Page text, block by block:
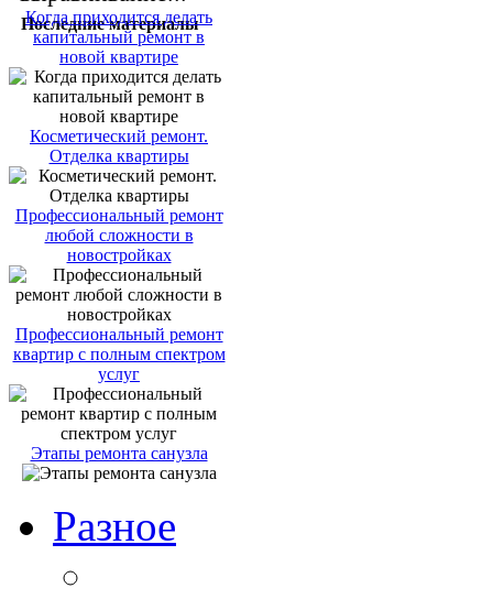
Последние материалы
Когда приходится делать
капитальный ремонт в
новой квартире
Косметический ремонт.
Отделка квартиры
Профессиональный ремонт
любой сложности в
новостройках
Профессиональный ремонт
квартир с полным спектром
услуг
Этапы ремонта санузла
Разное